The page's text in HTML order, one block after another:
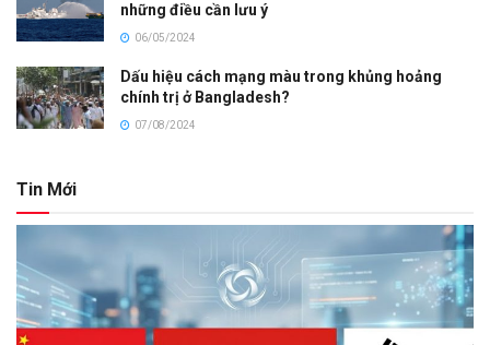
những điều cần lưu ý
06/05/2024
Dấu hiệu cách mạng màu trong khủng hoảng
chính trị ở Bangladesh?
07/08/2024
Tin Mới